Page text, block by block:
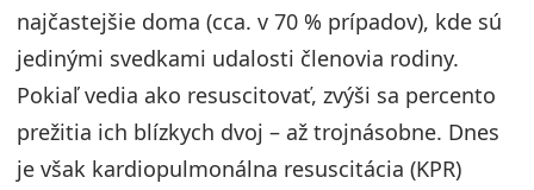
najčastejšie doma (cca. v 70 % prípadov), kde sú
jedinými svedkami udalosti členovia rodiny.
Pokiaľ vedia ako resuscitovať, zvýši sa percento
prežitia ich blízkych dvoj – až trojnásobne. Dnes
je však kardiopulmonálna resuscitácia (KPR)